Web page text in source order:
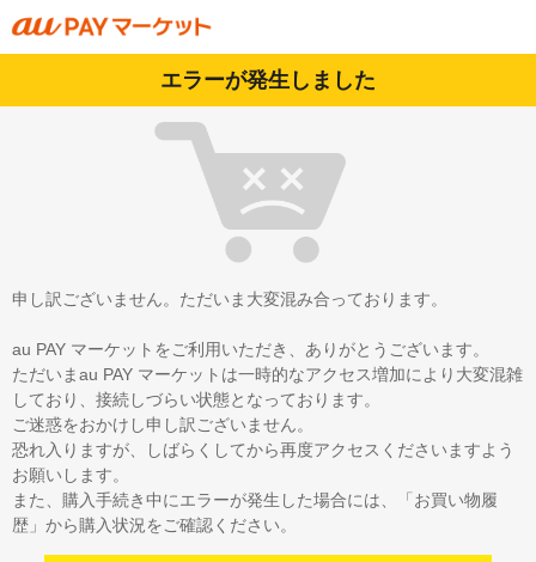
エラーが発生しました
申し訳ございません。ただいま大変混み合っております。
au PAY マーケットをご利用いただき、ありがとうございます。
ただいまau PAY マーケットは一時的なアクセス増加により大変混雑
しており、接続しづらい状態となっております。
ご迷惑をおかけし申し訳ございません。
恐れ入りますが、しばらくしてから再度アクセスくださいますよう
お願いします。
また、購入手続き中にエラーが発生した場合には、「お買い物履
歴」から購入状況をご確認ください。